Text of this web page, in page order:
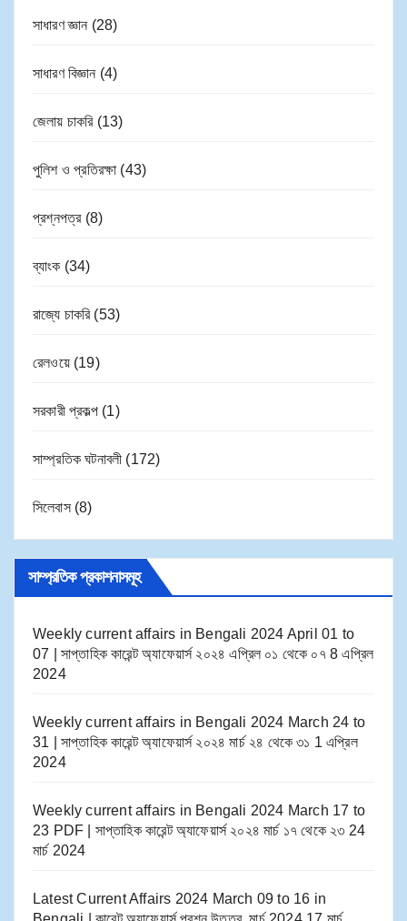
সাধারণ জ্ঞান (28)
সাধারণ বিজ্ঞান (4)
জেলায় চাকরি(13)
পুলিশ ও প্রতিরক্ষা (43)
প্রশ্নপত্র(8)
ব্যাংক (34)
রাজ্যে চাকরি(53)
রেলওয়ে(19)
সরকারী প্রকল্প (1)
সাম্প্রতিক ঘটনাবলী (172)
সিলেবাস(8)
সাম্প্রতিক প্রকাশনাসমূহ
Weekly current affairs in Bengali 2024 April 01 to
07 | সাপ্তাহিক কারেন্ট অ্যাফেয়ার্স ২০২৪ এপ্রিল ০১ থেকে ০৭ 8 এপ্রিল
2024
Weekly current affairs in Bengali 2024 March 24 to
31 | সাপ্তাহিক কারেন্ট অ্যাফেয়ার্স ২০২৪ মার্চ ২৪ থেকে ৩১ 1 এপ্রিল
2024
Weekly current affairs in Bengali 2024 March 17 to
23 PDF | সাপ্তাহিক কারেন্ট অ্যাফেয়ার্স ২০২৪ মার্চ ১৭ থেকে ২৩ 24
মার্চ 2024
Latest Current Affairs 2024 March 09 to 16​ in